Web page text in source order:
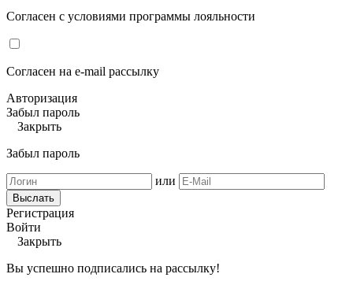
Согласен с условиями программы лояльности
Согласен на e-mail рассылку
Авторизация
Забыл пароль
Закрыть
Забыл пароль
или
Выслать
Регистрация
Войти
Закрыть
Вы успешно подписались на рассылку!